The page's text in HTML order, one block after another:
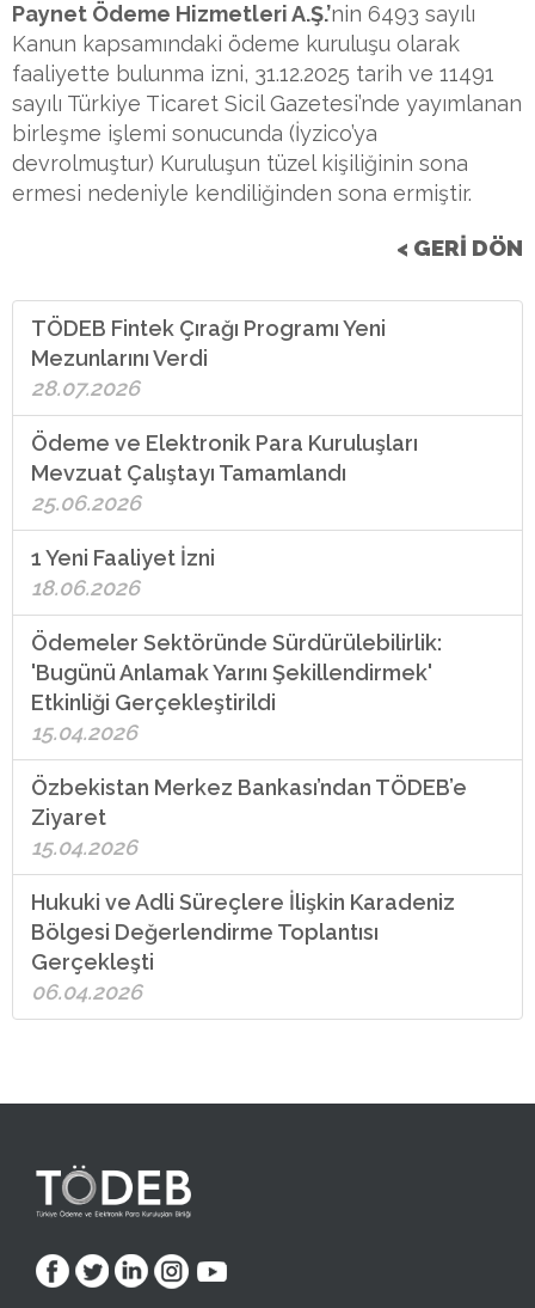
Paynet Ödeme Hizmetleri A.Ş.’nin 6493 sayılı
Kanun kapsamındaki ödeme kuruluşu olarak
faaliyette bulunma izni, 31.12.2025 tarih ve 11491
sayılı Türkiye Ticaret Sicil Gazetesi’nde yayımlanan
birleşme işlemi sonucunda (İyzico’ya
devrolmuştur) Kuruluşun tüzel kişiliğinin sona
ermesi nedeniyle kendiliğinden sona ermiştir.
< GERİ DÖN
TÖDEB Fintek Çırağı Programı Yeni
Mezunlarını Verdi
28.07.2026
Ödeme ve Elektronik Para Kuruluşları
Mevzuat Çalıştayı Tamamlandı
25.06.2026
1 Yeni Faaliyet İzni
18.06.2026
Ödemeler Sektöründe Sürdürülebilirlik:
'Bugünü Anlamak Yarını Şekillendirmek'
Etkinliği Gerçekleştirildi
15.04.2026
Özbekistan Merkez Bankası’ndan TÖDEB’e
Ziyaret
15.04.2026
Hukuki ve Adli Süreçlere İlişkin Karadeniz
Bölgesi Değerlendirme Toplantısı
Gerçekleşti
06.04.2026